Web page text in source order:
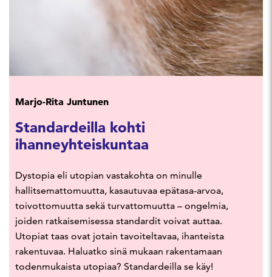
Marjo-Rita Juntunen
Standardeilla kohti
ihanneyhteiskuntaa
Dystopia eli utopian vastakohta on minulle
hallitsemattomuutta, kasautuvaa epätasa-arvoa,
toivottomuutta sekä turvattomuutta – ongelmia,
joiden ratkaisemisessa standardit voivat auttaa.
Utopiat taas ovat jotain tavoiteltavaa, ihanteista
rakentuvaa. Haluatko sinä mukaan rakentamaan
todenmukaista utopiaa? Standardeilla se käy!